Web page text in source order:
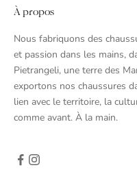
À propos
Nous fabriquons des
et passion dans les mains,
Pietrangeli, une terre des
exportons nos chaussures
lien avec le territoire, la
comme avant. À la main.